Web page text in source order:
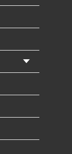
生の個別